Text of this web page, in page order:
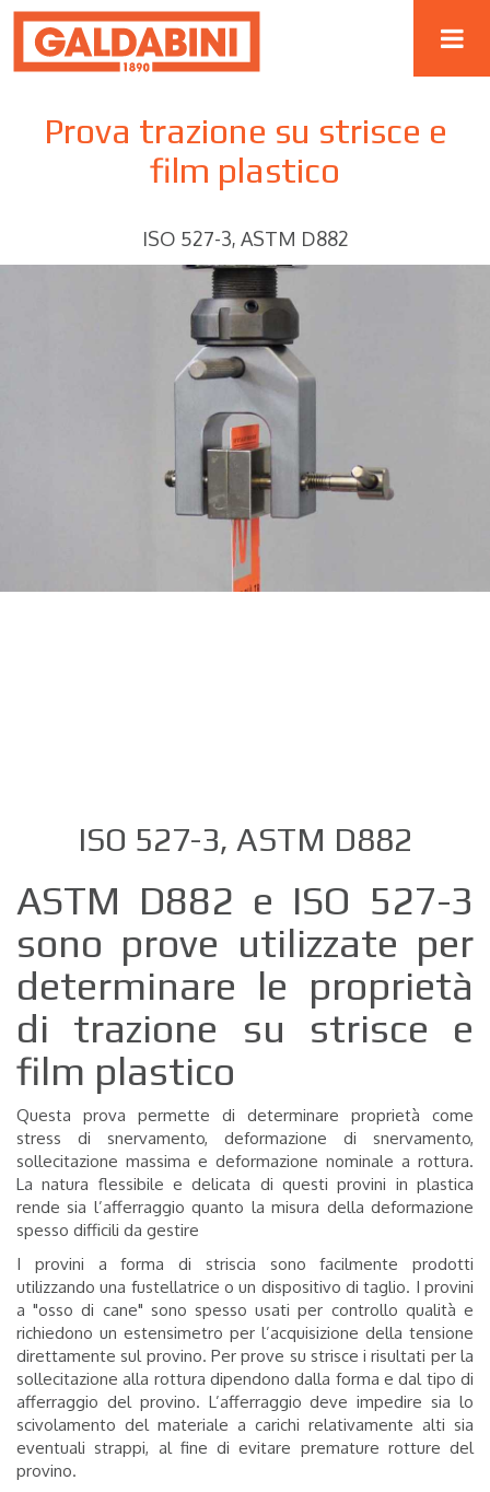
Prova trazione su strisce e
film plastico
ISO 527-3, ASTM D882
ISO 527-3, ASTM D882
ASTM D882 e ISO 527-3
sono prove utilizzate per
determinare le proprietà
di trazione su strisce e
film plastico
Questa prova permette di determinare proprietà come
stress di snervamento, deformazione di snervamento,
sollecitazione massima e deformazione nominale a rottura.
La natura flessibile e delicata di questi provini in plastica
rende sia l’afferraggio quanto la misura della deformazione
spesso difficili da gestire
I provini a forma di striscia sono facilmente prodotti
utilizzando una fustellatrice o un dispositivo di taglio. I provini
a "osso di cane" sono spesso usati per controllo qualità e
richiedono un estensimetro per l’acquisizione della tensione
direttamente sul provino. Per prove su strisce i risultati per la
sollecitazione alla rottura dipendono dalla forma e dal tipo di
afferraggio del provino. L’afferraggio deve impedire sia lo
scivolamento del materiale a carichi relativamente alti sia
eventuali strappi, al fine di evitare premature rotture del
provino.